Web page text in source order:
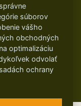
zľavami,
udeľujem
súborov
vášho
obchodných
optimalizáciu
odvolať
ochrany